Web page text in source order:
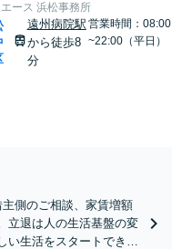
ース 浜松事務所
遠州病院駅
から徒歩8
分
営業時間：08:00
~22:00（平日）
主側のご相談、家賃増額
立退は人の生活基盤の変
い生活をスタートできる